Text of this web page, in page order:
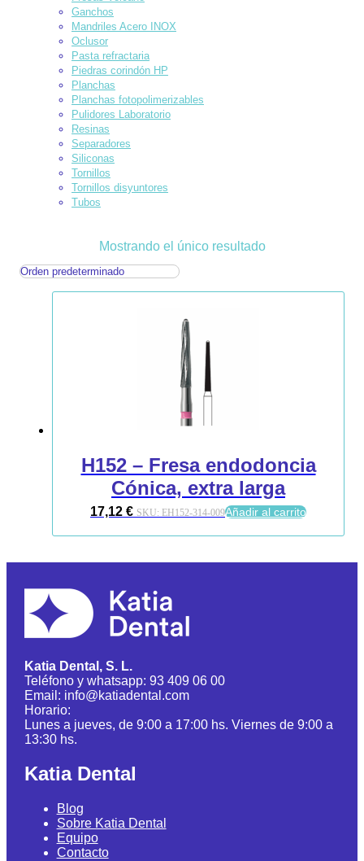
Ganchos
Mandriles Acero INOX
Oclusor
Pasta refractaria
Piedras corindón HP
Planchas
Planchas fotopolimerizables
Pulidores Laboratorio
Resinas
Separadores
Siliconas
Tornillos
Tornillos disyuntores
Tubos
Mostrando el único resultado
H152 – Fresa endodoncia
Cónica, extra larga
17,12 € SKU: EH152-314-009Añadir al carrito
Katia Dental, S. L.
Teléfono y whatsapp: 93 409 06 00
Email: info@katiadental.com
Horario:
Lunes a jueves, de 9:00 a 17:00 hs. Viernes de 9:00 a
13:30 hs.
Katia Dental
Blog
Sobre Katia Dental
Equipo
Contacto